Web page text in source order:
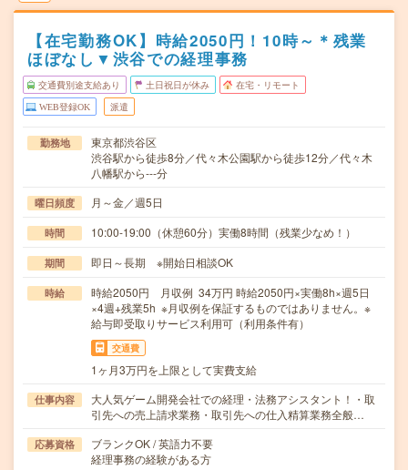
【在宅勤務OK】時給2050円！10時～＊残業
ほぼなし▼渋谷での経理事務
交通費別途支給あり 土日祝日が休み 在宅・リモート
WEB登録OK 派遣
勤務地
東京都渋谷区
渋谷駅から徒歩8分／代々木公園駅から徒歩12分／代々木
八幡駅から---分
曜日頻度 月～金／週5日
時間 10:00-19:00（休憩60分）実働8時間（残業少なめ！）
期間 即日～長期 ※開始日相談OK
時給
時給2050円 月収例 34万円 時給2050円×実働8h×週5日
×4週+残業5h ※月収例を保証するものではありません。※
給与即受取りサービス利用可（利用条件有）
交通費
1ヶ月3万円を上限として実費支給
仕事内容
大人気ゲーム開発会社での経理・法務アシスタント！・取
引先への売上請求業務・取引先への仕入精算業務全般…
応募資格
ブランクOK / 英語力不要
経理事務の経験がある方